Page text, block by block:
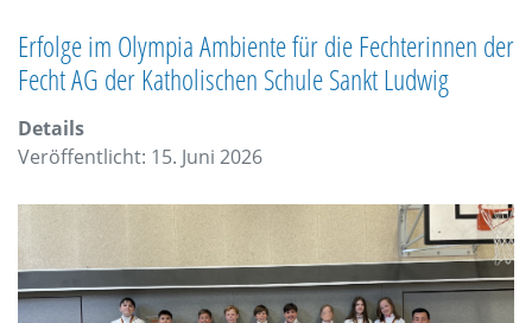
Erfolge im Olympia Ambiente für die Fechterinnen der
Fecht AG der Katholischen Schule Sankt Ludwig
Details
Veröffentlicht: 15. Juni 2026